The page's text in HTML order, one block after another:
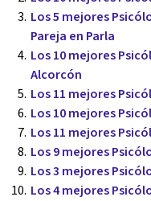
Los 5 mejores
Pareja en Parla
Los 10 mejores
Alcorcón
Los 11 mejores
Los 10 mejores
Los 11 mejores
Los 9 mejores
Los 3 mejores
Los 4 mejores